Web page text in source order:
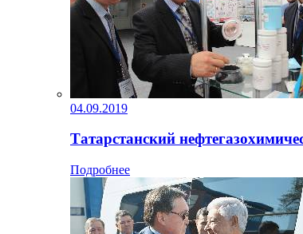
04.09.2019
Татарстанский
Подробнее